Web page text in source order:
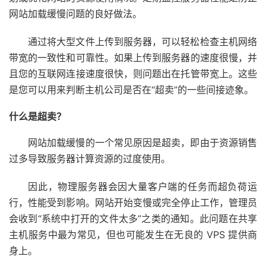
网站加载缓慢问题的良好做法。
通过将大型文件上传到服务器，可以轻松检查主机网络
带宽的一致性和可靠性。如果上传到服务器的速度很慢，并
且您的互联网连接速度很快，则问题出在托管带宽上。这些
是您可以用来判断主机公司是否在“超卖”的一些间接迹象。
什么是超卖？
网站加载缓慢的一个常见原因是超卖，即由于资源销售
过多导致服务器计算资源的过度使用。
因此，物理服务器会因大量客户端的任务而超负荷运
行，性能受到影响。网站开始变慢或完全停止工作，管理员
会收到“系统中打开的文件太多”之类的通知。此问题在共享
主机服务中最为常见，但也可能发生在无良的 VPS 提供商
身上。